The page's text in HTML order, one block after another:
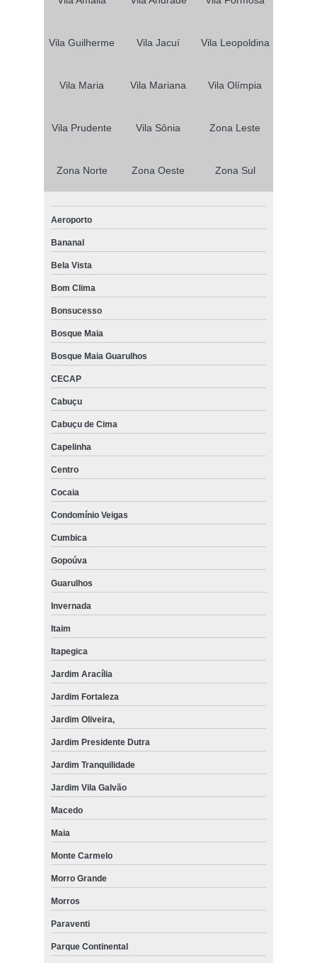
Vila Guilherme Vila Jacuí Vila Leopoldina
Vila Maria Vila Mariana Vila Olímpia
Vila Prudente Vila Sônia Zona Leste
Zona Norte Zona Oeste Zona Sul
Aeroporto
Bananal
Bela Vista
Bom Clima
Bonsucesso
Bosque Maia
Bosque Maia Guarulhos
CECAP
Cabuçu
Cabuçu de Cima
Capelinha
Centro
Cocaia
Condomínio Veigas
Cumbica
Gopoúva
Guarulhos
Invernada
Itaim
Itapegica
Jardim Aracília
Jardim Fortaleza
Jardim Oliveira,
Jardim Presidente Dutra
Jardim Tranquilidade
Jardim Vila Galvão
Macedo
Maia
Monte Carmelo
Morro Grande
Morros
Paraventi
Parque Continental